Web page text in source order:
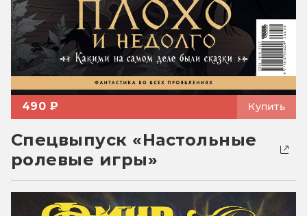
490 ₽ Купить
Спецвыпуск «Настольные
ролевые игры»